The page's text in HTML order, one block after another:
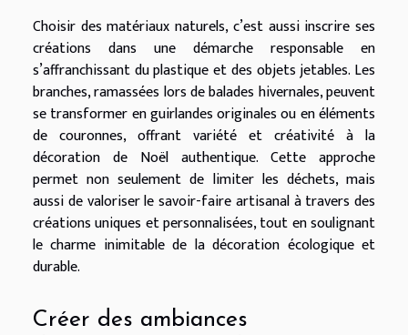
Choisir des matériaux naturels, c’est aussi inscrire ses
créations dans une démarche responsable en
s’affranchissant du plastique et des objets jetables. Les
branches, ramassées lors de balades hivernales, peuvent
se transformer en guirlandes originales ou en éléments
de couronnes, offrant variété et créativité à la
décoration de Noël authentique. Cette approche
permet non seulement de limiter les déchets, mais
aussi de valoriser le savoir-faire artisanal à travers des
créations uniques et personnalisées, tout en soulignant
le charme inimitable de la décoration écologique et
durable.
Créer des ambiances